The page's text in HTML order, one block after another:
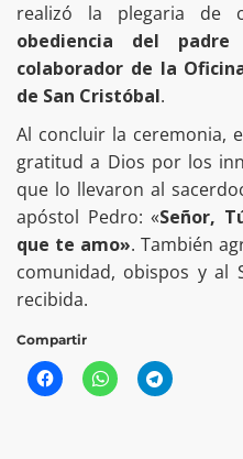
realizó la plegaria de
obediencia del
colaborador de la
de San Cristóbal.
Al concluir la ceremonia,
gratitud a Dios por los
que lo llevaron al
apóstol Pedro: «Señor,
que te amo». También
comunidad, obispos y al
recibida.
Compartir